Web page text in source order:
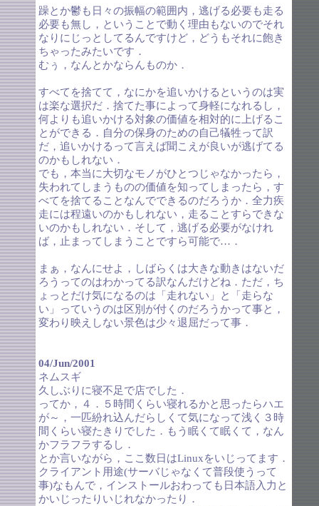
躁とか鬱も日々の振幅の範囲内，逃げる必要も走る
必要も無し，ということで動く理由もないのでそれ
なりにじっとしてるんですけど，どうもそれに飽き
ちゃったみたいです．
むぅ，なんとかならんものか．
すべてを捨てて，なにかを追いかけるというのは実
は楽な選択だ．捨てた事によって身軽になれるし，
何よりも追いかける対象の価値を相対的に上げるこ
とができる．自分の保身のための自己犠牲って訳
だ，追いかけるって言えば聞こえが良いが逃げてる
のかもしれない．
でも，本当に大切なモノがひとつじゃなかったら，
失われてしまうものの価値を知ってしまったら，す
べてを捨てることなんでできるのだろうか．全力疾
走には程遠いのかもしれない，走ることすらできな
いのかもしれない．そして，逃げる必要がなけれ
ば，止まってしまうことですら可能で…．
まぁ，なんにせよ，しばらくは大きな動きはないだ
ろうってのはわかってる訳なんだけどね．ただ，ち
ょっとだけ気になるのは「走れない」と「走らな
い」っていうのは区別が付くのだろうかって事と，
変わり映えしない景色は少々退屈だって事．
04/Jun/2001
ネムスギ
久しぶりに寝不足で店でした．
ってか，４．５時間くらい寝れるかと思ったらハエ
が～，一匹紛れ込んだらしくて気になって浅く３時
間くらい寝たきりでした．もう眠くて眠くて，なん
かフラフラするし．
とか言いながら，ここ数日はLinuxをいじってます．
クライアント用途(サーバじゃなくて普段使うって
事)なもんで，インストールおわっても日本語入力と
かいじったりいじれなかったり．